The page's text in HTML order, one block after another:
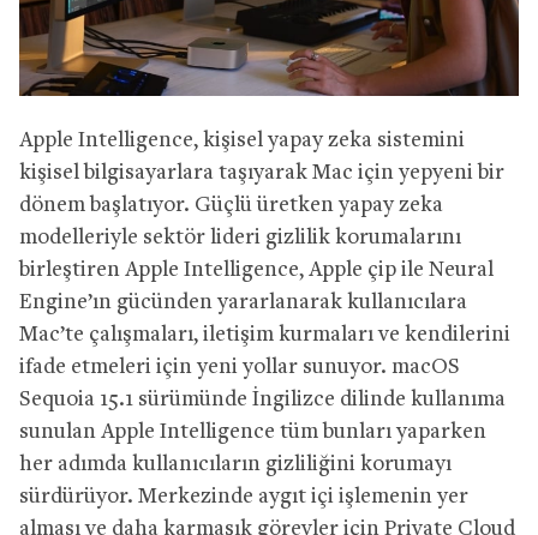
Apple Intelligence, kişisel yapay zeka sistemini
kişisel bilgisayarlara taşıyarak Mac için yepyeni bir
dönem başlatıyor. Güçlü üretken yapay zeka
modelleriyle sektör lideri gizlilik korumalarını
birleştiren Apple Intelligence, Apple çip ile Neural
Engine’ın gücünden yararlanarak kullanıcılara
Mac’te çalışmaları, iletişim kurmaları ve kendilerini
ifade etmeleri için yeni yollar sunuyor. macOS
Sequoia 15.1 sürümünde İngilizce dilinde kullanıma
sunulan Apple Intelligence tüm bunları yaparken
her adımda kullanıcıların gizliliğini korumayı
sürdürüyor. Merkezinde aygıt içi işlemenin yer
alması ve daha karmaşık görevler için Private Cloud